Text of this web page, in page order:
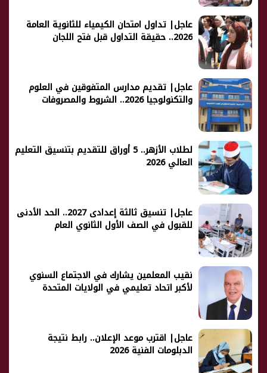
عاجل| تداول امتحان الكيمياء للثانوية العامة
2026.. حقيقة التداول قبل فتح اللجان
عاجل| تقديم مدارس المتفوقين في العلوم
والتكنولوجيا 2026.. الشروط والمصروفات
لطلاب الأزهر.. 5 أوراق للتقديم بتنسيق التعليم
العالي 2026
عاجل| تنسيق ثالثة إعدادى 2027.. الحد الأدنى
للقبول في الصف الأول الثانوي العام
نقيب المعلمين يشارك في الاجتماع السنوي
لأكبر اتحاد تعليمي في الولايات المتحدة
عاجل| اقترب موعد الإعلان.. رابط نتيجة
الدبلومات الفنية 2026